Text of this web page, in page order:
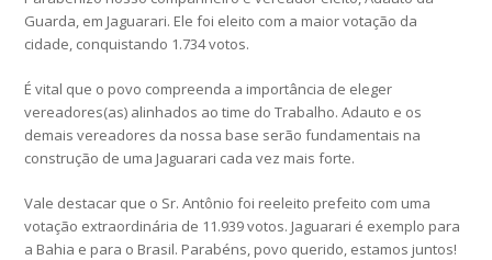
Guarda, em Jaguarari. Ele foi eleito com a maior votação da
cidade, conquistando 1.734 votos.
É vital que o povo compreenda a importância de eleger
vereadores(as) alinhados ao time do Trabalho. Adauto e os
demais vereadores da nossa base serão fundamentais na
construção de uma Jaguarari cada vez mais forte.
Vale destacar que o Sr. Antônio foi reeleito prefeito com uma
votação extraordinária de 11.939 votos. Jaguarari é exemplo para
a Bahia e para o Brasil. Parabéns, povo querido, estamos juntos!